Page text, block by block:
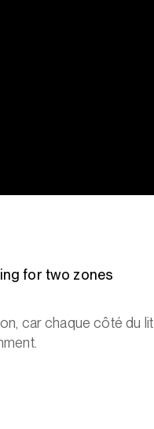
for two zones
car chaque côté du lit